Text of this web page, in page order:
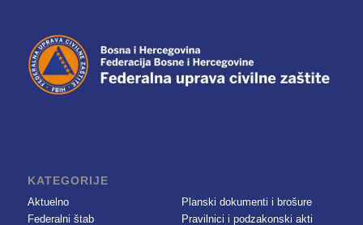
KATEGORIJE
Aktuelno
Federalni štab
Planski dokumenti i brošure
Pravilnici i podzakonski akti